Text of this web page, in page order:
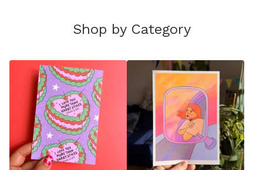
Shop by Category